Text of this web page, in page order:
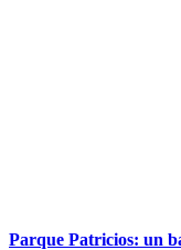
Parque Patricios: un